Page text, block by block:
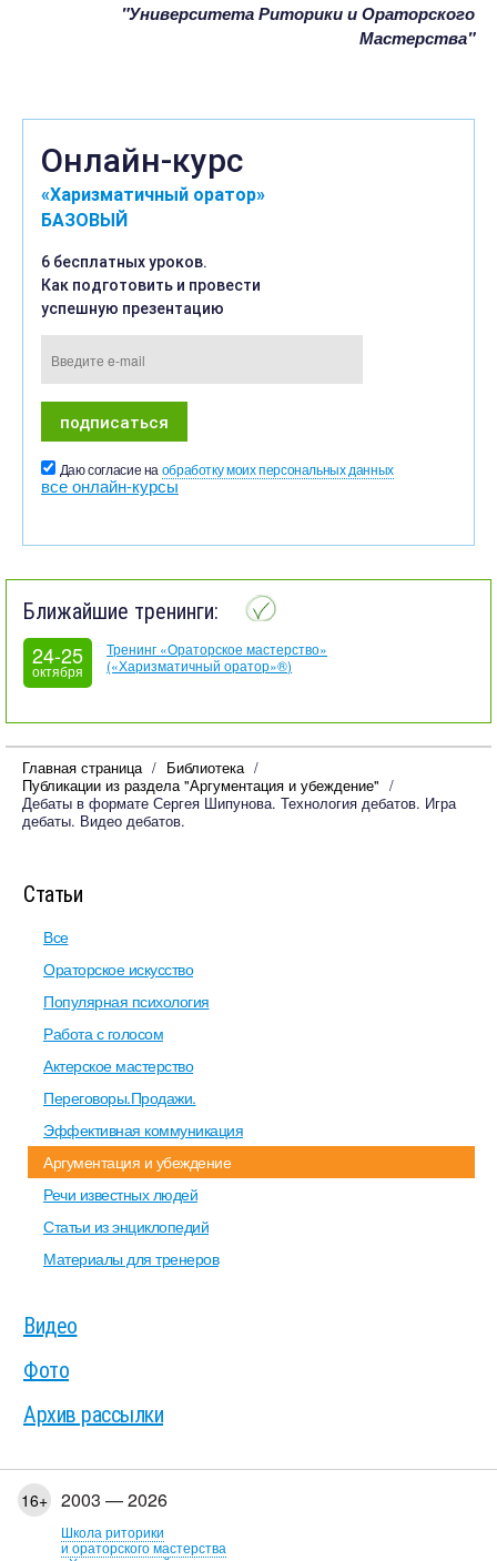
"Университета Риторики иОраторского
Мастерства"
Онлайн-курс
«Харизматичный оратор»
БАЗОВЫЙ
6 бесплатных уроков.
Как подготовить и провести
успешную презентацию
Даю согласие на обработку моих персональных данных
все онлайн-курсы
Ближайшие тренинги:
24-25
октября
Тренинг «Ораторское мастерство»
(«Харизматичный оратор»®)
Главная страница
Библиотека
Публикации из раздела "Аргументация и убеждение"
Дебаты в формате Сергея Шипунова. Технология дебатов. Игра
дебаты. Видео дебатов.
Статьи
Все
Ораторское искусство
Популярная психология
Работа с голосом
Актерское мастерство
Переговоры.Продажи.
Эффективная коммуникация
Аргументация и убеждение
Речи известных людей
Статьи из энциклопедий
Материалы для тренеров
Видео
Фото
Архив рассылки
16+ 2003 — 2026
Школа риторики
и ораторского мастерства